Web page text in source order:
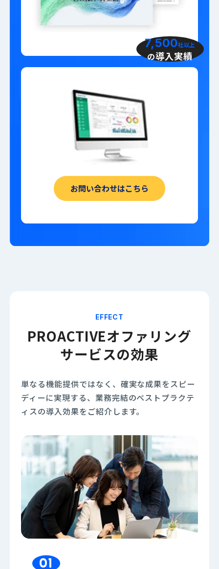
7,500社以上
の導入実績
お問い合わせはこちら
EFFECT
PROACTIVEオファリング
サービスの効果
単なる機能提供ではなく、確実な成果をスピー
ディーに実現する、業務完結のベストプラクテ
ィスの導入効果をご紹介します。
01